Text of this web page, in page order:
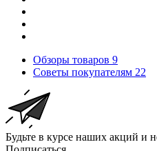
Обзоры товаров 9
Советы покупателям 22
Будьте в курсе наших акций и